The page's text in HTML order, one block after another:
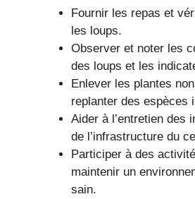
Fournir les repas et
les loups.
Observer et noter les
des loups et les
Enlever les plantes
replanter des espèces
Aider à l’entretien des
de l’infrastructure du
Participer à des
maintenir un
sain.